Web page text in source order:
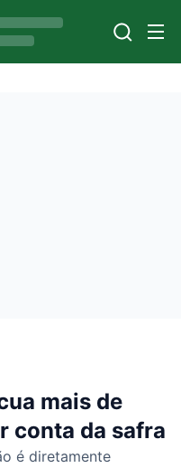
mais de
conta da safra
é diretamente